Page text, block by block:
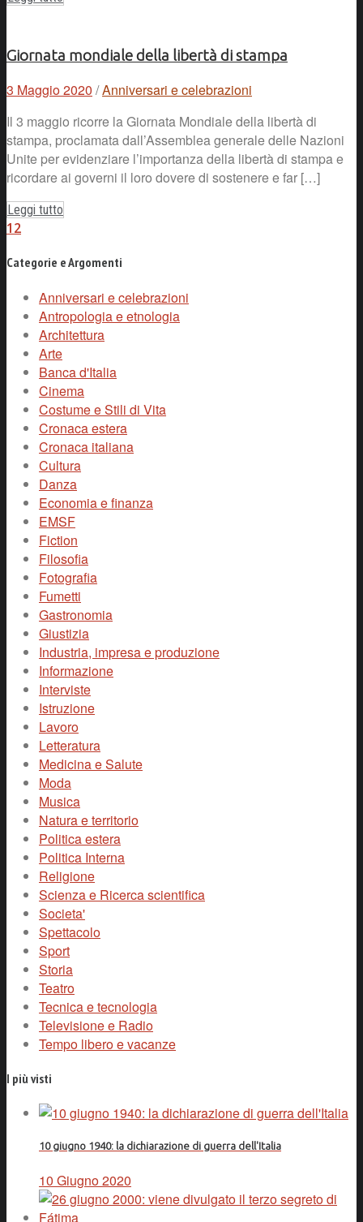
Giornata mondiale della libertà di stampa
3 Maggio 2020 /Anniversari e celebrazioni
Il 3 maggio ricorre la Giornata Mondiale della libertà di
stampa, proclamata dall’Assemblea generale delle Nazioni
Unite per evidenziare l’importanza della libertà di stampa e
ricordare ai governi il loro dovere di sostenere e far […]
Leggi tutto
12
Categorie e Argomenti
Anniversari e celebrazioni
Antropologia e etnologia
Architettura
Arte
Banca d'Italia
Cinema
Costume e Stili di Vita
Cronaca estera
Cronaca italiana
Cultura
Danza
Economia e finanza
EMSF
Fiction
Filosofia
Fotografia
Fumetti
Gastronomia
Giustizia
Industria, impresa e produzione
Informazione
Interviste
Istruzione
Lavoro
Letteratura
Medicina e Salute
Moda
Musica
Natura e territorio
Politica estera
Politica Interna
Religione
Scienza e Ricerca scientifica
Societa'
Spettacolo
Sport
Storia
Teatro
Tecnica e tecnologia
Televisione e Radio
Tempo libero e vacanze
I più visti
10 giugno 1940: la dichiarazione di guerra dell'Italia
10 Giugno 2020